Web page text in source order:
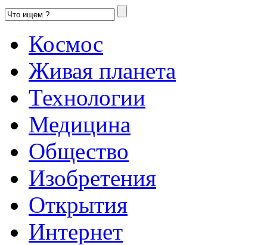
Космос
Живая планета
Технологии
Медицина
Общество
Изобретения
Открытия
Интернет